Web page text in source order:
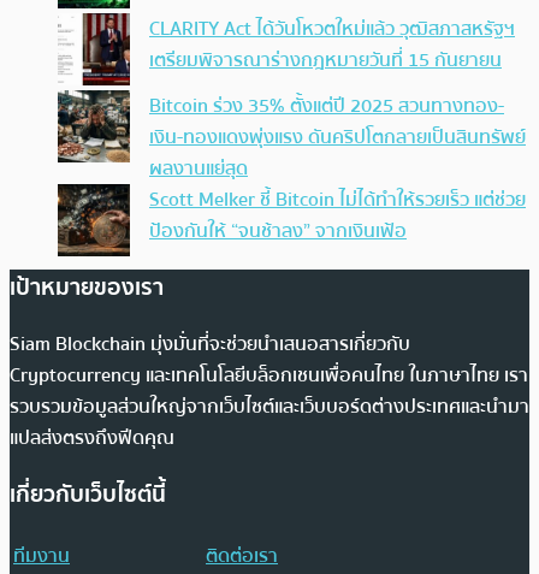
CLARITY Act ได้วันโหวตใหม่แล้ว วุฒิสภาสหรัฐฯ
เตรียมพิจารณาร่างกฎหมายวันที่ 15 กันยายน
Bitcoin ร่วง 35% ตั้งแต่ปี 2025 สวนทางทอง-
เงิน-ทองแดงพุ่งแรง ดันคริปโตกลายเป็นสินทรัพย์
ผลงานแย่สุด
Scott Melker ชี้ Bitcoin ไม่ได้ทำให้รวยเร็ว แต่ช่วย
ป้องกันให้ “จนช้าลง” จากเงินเฟ้อ
เป้าหมายของเรา
Siam Blockchain มุ่งมั่นที่จะช่วยนำเสนอสารเกี่ยวกับ
Cryptocurrency และเทคโนโลยีบล็อกเชนเพื่อคนไทย ในภาษาไทย เรา
รวบรวมข้อมูลส่วนใหญ่จากเว็บไซต์และเว็บบอร์ดต่างประเทศและนำมา
แปลส่งตรงถึงฟีดคุณ
เกี่ยวกับเว็บไซต์นี้
ทีมงาน
ติดต่อเรา